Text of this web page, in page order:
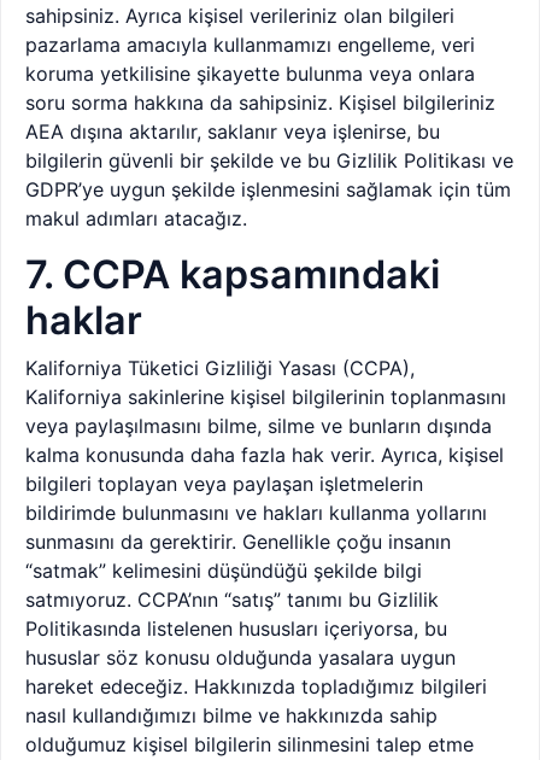
sahipsiniz. Ayrıca kişisel verileriniz olan bilgileri
pazarlama amacıyla kullanmamızı engelleme, veri
koruma yetkilisine şikayette bulunma veya onlara
soru sorma hakkına da sahipsiniz. Kişisel bilgileriniz
AEA dışına aktarılır, saklanır veya işlenirse, bu
bilgilerin güvenli bir şekilde ve bu Gizlilik Politikası ve
GDPR’ye uygun şekilde işlenmesini sağlamak için tüm
makul adımları atacağız.
7. CCPA kapsamındaki
haklar
Kaliforniya Tüketici Gizliliği Yasası (CCPA),
Kaliforniya sakinlerine kişisel bilgilerinin toplanmasını
veya paylaşılmasını bilme, silme ve bunların dışında
kalma konusunda daha fazla hak verir. Ayrıca, kişisel
bilgileri toplayan veya paylaşan işletmelerin
bildirimde bulunmasını ve hakları kullanma yollarını
sunmasını da gerektirir. Genellikle çoğu insanın
“satmak” kelimesini düşündüğü şekilde bilgi
satmıyoruz. CCPA’nın “satış” tanımı bu Gizlilik
Politikasında listelenen hususları içeriyorsa, bu
hususlar söz konusu olduğunda yasalara uygun
hareket edeceğiz. Hakkınızda topladığımız bilgileri
nasıl kullandığımızı bilme ve hakkınızda sahip
olduğumuz kişisel bilgilerin silinmesini talep etme